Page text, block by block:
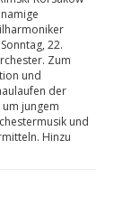
22.
Zum
und
der
jungem
und
Hinzu